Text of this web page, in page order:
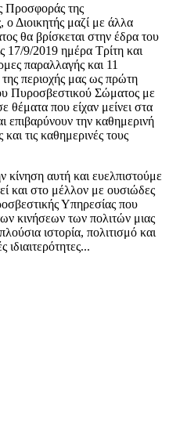
της
Διοικητής μαζί με άλλα
θα βρίσκεται στην έδρα του
17/9/2019 ημέρα Τρίτη και
παραλλαγής και 11
περιοχής μας ως πρώτη
Πυροσβεστικού Σώματος με
θέματα που είχαν μείνει στα
επιβαρύνουν την καθημερινή
τις καθημερινές τους
αυτή και ευελπιστούμε
και στο μέλλον με ουσιώδες
Υπηρεσίας που
κινήσεων των πολιτών μιας
ιστορία, πολιτισμό και